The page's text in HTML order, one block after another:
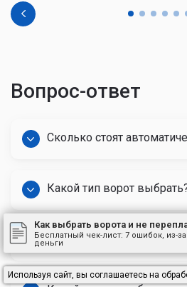
Вопрос-ответ
Сколько стоят
Какой тип ворот
Заказывая ворота, на
Как выбрать ворота и не
Бесплатный чек-лист: 7 ошибок, из-
деньги
Используя сайт, вы соглашаетесь на